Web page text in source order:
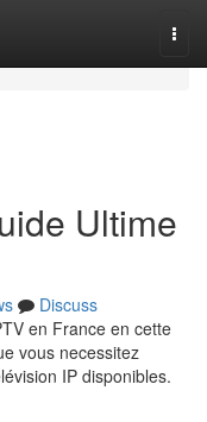
Ultime
Discuss
en France en cette
vous necessitez
IP disponibles.